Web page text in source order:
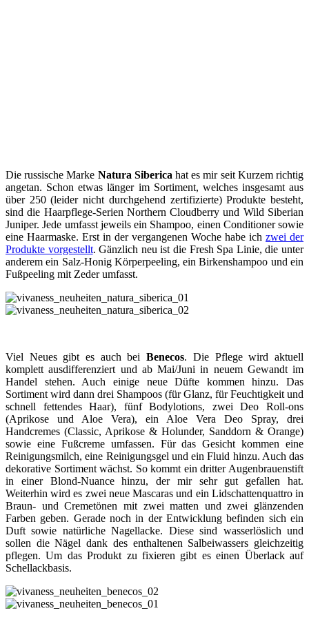
Die russische Marke Natura Sibericahat es mir seit Kurzem richtig
angetan. Schon etwas länger im Sortiment, welches insgesamt aus
über 250 (leider nicht durchgehend zertifizierte) Produkte besteht,
sind die Haarpflege-Serien Northern Cloudberry und Wild Siberian
Juniper. Jede umfasst jeweils ein Shampoo, einen Conditioner sowie
eine Haarmaske. Erst in der vergangenen Woche habe ich zwei der
Produkte vorgestellt. Gänzlich neu ist die Fresh Spa Linie, die unter
anderem ein Salz-Honig Körperpeeling, ein Birkenshampoo und ein
Fußpeeling mit Zeder umfasst.
Viel Neues gibt es auch beiBenecos. Die Pflege wird aktuell
komplett ausdifferenziert und ab Mai/Juni in neuem Gewandt im
Handel stehen. Auch einige neue Düfte kommen hinzu. Das
Sortiment wird dann drei Shampoos (für Glanz, für Feuchtigkeit und
schnell fettendes Haar), fünf Bodylotions, zwei Deo Roll-ons
(Aprikose und Aloe Vera), ein Aloe Vera Deo Spray, drei
Handcremes (Classic, Aprikose & Holunder, Sanddorn & Orange)
sowie eine Fußcreme umfassen. Für das Gesicht kommen eine
Reinigungsmilch, eine Reinigungsgel und ein Fluid hinzu. Auch das
dekorative Sortiment wächst. So kommt ein dritter Augenbrauenstift
in einer Blond-Nuance hinzu, der mir sehr gut gefallen hat.
Weiterhin wird es zwei neue Mascaras und ein Lidschattenquattro in
Braun- und Cremetönen mit zwei matten und zwei glänzenden
Farben geben. Gerade noch in der Entwicklung befinden sich ein
Duft sowie natürliche Nagellacke. Diese sind wasserlöslich und
sollen die Nägel dank des enthaltenen Salbeiwassers gleichzeitig
pflegen. Um das Produkt zu fixieren gibt es einen Überlack auf
Schellackbasis.